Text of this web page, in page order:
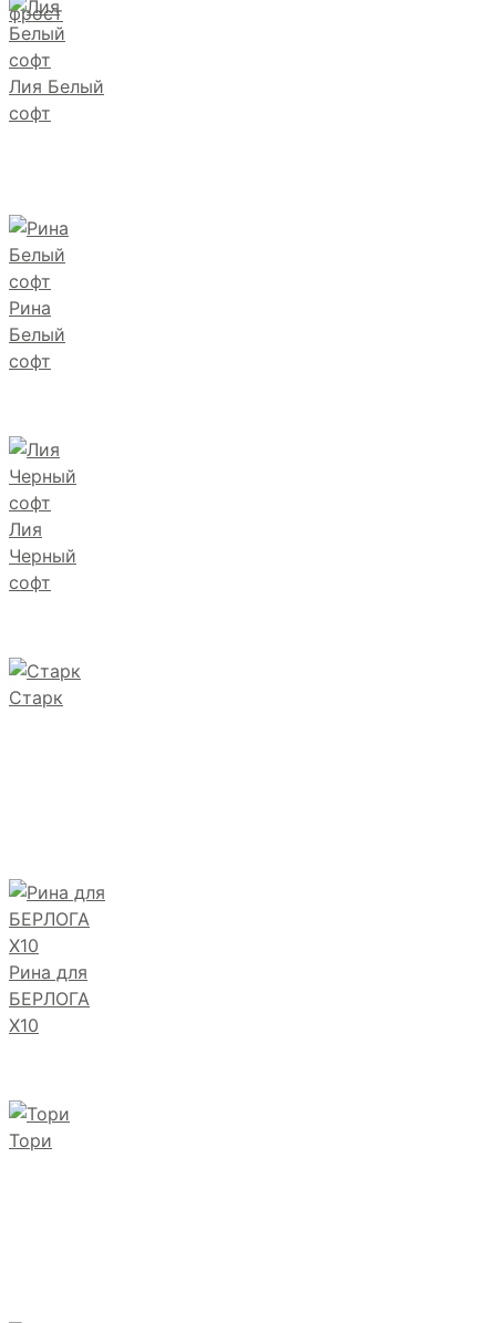
фрост
Лия Белый
софт
Рина
Белый
софт
Лия
Черный
софт
Старк
Рина для
БЕРЛОГА
Х10
Тори